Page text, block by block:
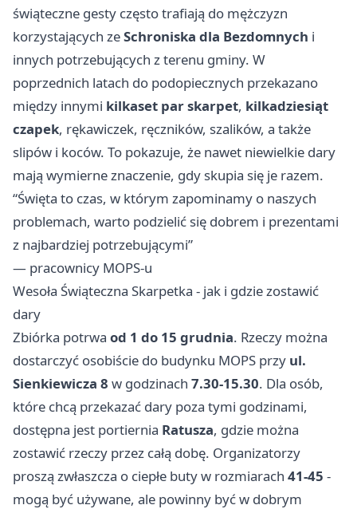
świąteczne gesty często trafiają do mężczyzn
korzystających zeSchroniska dla Bezdomnych i
innych potrzebujących z terenu gminy. W
poprzednich latach do podopiecznych przekazano
między innymi kilkaset par skarpet, kilkadziesiąt
czapek, rękawiczek, ręczników, szalików, a także
slipów i koców. To pokazuje, że nawet niewielkie dary
mają wymierne znaczenie, gdy skupia się je razem.
“Święta to czas, w którym zapominamy o naszych
problemach, warto podzielić się dobrem i prezentami
z najbardziej potrzebującymi”
— pracownicy MOPS-u
Wesoła Świąteczna Skarpetka - jak i gdzie zostawić
dary
Zbiórka potrwa od 1 do 15 grudnia. Rzeczy można
dostarczyć osobiście do budynku MOPS przy ul.
Sienkiewicza 8 w godzinach 7.30-15.30. Dla osób,
które chcą przekazać dary poza tymi godzinami,
dostępna jest portiernia Ratusza, gdzie można
zostawić rzeczy przez całą dobę. Organizatorzy
proszą zwłaszcza o ciepłe buty w rozmiarach 41-45 -
mogą być używane, ale powinny być w dobrym